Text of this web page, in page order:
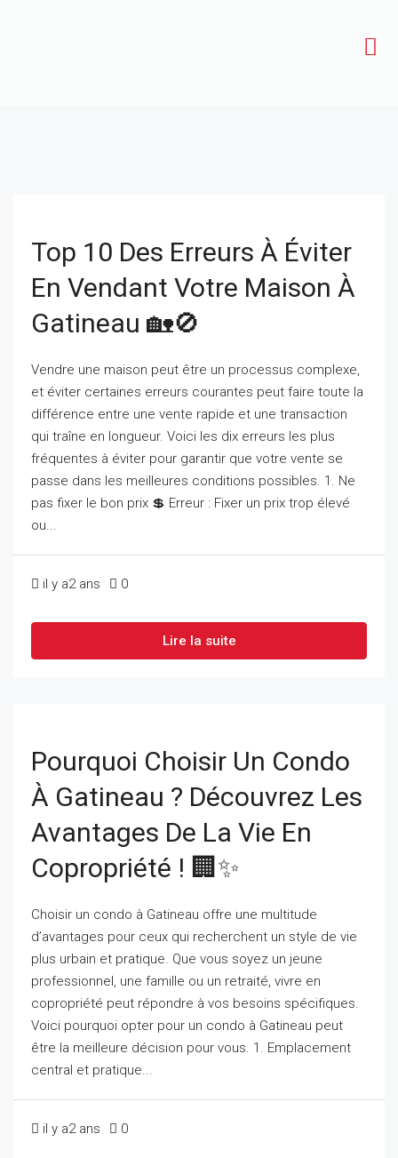
Top 10 Des Erreurs À Éviter
En Vendant Votre Maison À
Gatineau 🏡🚫
Vendre une maison peut être un processus complexe,
et éviter certaines erreurs courantes peut faire toute la
différence entre une vente rapide et une transaction
qui traîne en longueur. Voici les dix erreurs les plus
fréquentes à éviter pour garantir que votre vente se
passe dans les meilleures conditions possibles. 1. Ne
pas fixer le bon prix 💲 Erreur : Fixer un prix trop élevé
ou...
il y a2 ans 0
Lire la suite
Pourquoi Choisir Un Condo
À Gatineau ? Découvrez Les
Avantages De La Vie En
Copropriété ! 🏢✨
Choisir un condo à Gatineau offre une multitude
d’avantages pour ceux qui recherchent un style de vie
plus urbain et pratique. Que vous soyez un jeune
professionnel, une famille ou un retraité, vivre en
copropriété peut répondre à vos besoins spécifiques.
Voici pourquoi opter pour un condo à Gatineau peut
être la meilleure décision pour vous. 1. Emplacement
central et pratique...
il y a2 ans 0